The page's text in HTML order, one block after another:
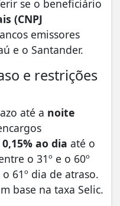
se o beneficiário
(CNPJ
emissores
e o Santander.
e restrições
até a noite
0,15% ao dia até o
o 31º e o 60º
61º dia de atraso.
base na taxa Selic.